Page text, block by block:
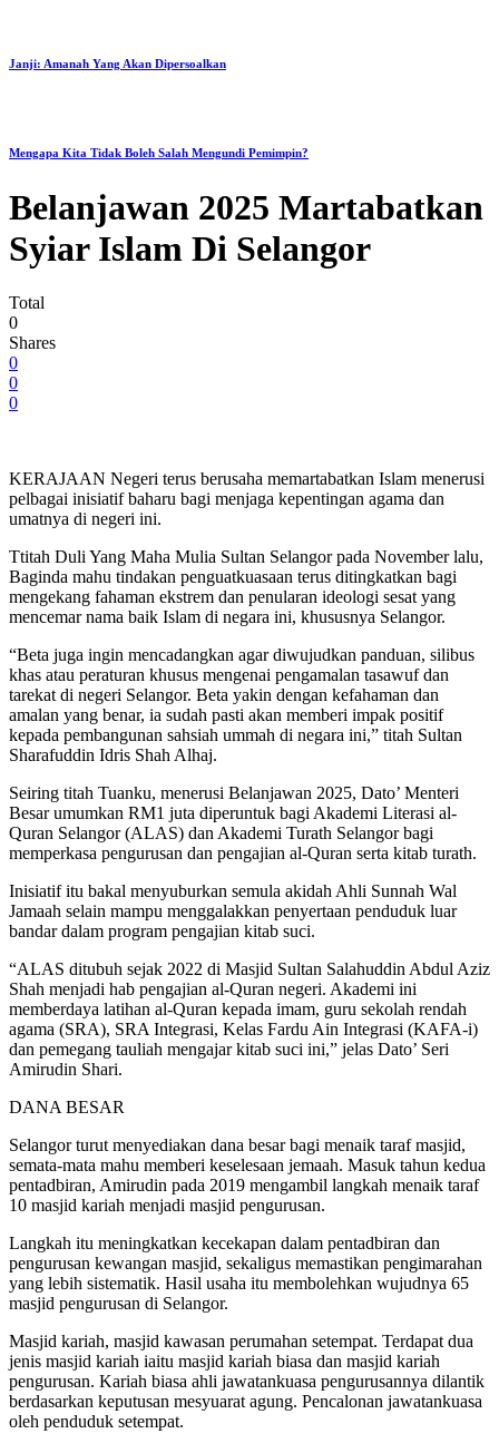
Janji: Amanah Yang Akan Dipersoalkan
Mengapa Kita Tidak Boleh Salah Mengundi Pemimpin?
Belanjawan 2025 Martabatkan
Syiar Islam Di Selangor
Total
0
Shares
0
0
0
KERAJAAN Negeri terus berusaha memartabatkan Islam menerusi
pelbagai inisiatif baharu bagi menjaga kepentingan agama dan
umatnya di negeri ini.
Ttitah Duli Yang Maha Mulia Sultan Selangor pada November lalu,
Baginda mahu tindakan penguatkuasaan terus ditingkatkan bagi
mengekang fahaman ekstrem dan penularan ideologi sesat yang
mencemar nama baik Islam di negara ini, khususnya Selangor.
“Beta juga ingin mencadangkan agar diwujudkan panduan, silibus
khas atau peraturan khusus mengenai pengamalan tasawuf dan
tarekat di negeri Selangor. Beta yakin dengan kefahaman dan
amalan yang benar, ia sudah pasti akan memberi impak positif
kepada pembangunan sahsiah ummah di negara ini,” titah Sultan
Sharafuddin Idris Shah Alhaj.
Seiring titah Tuanku, menerusi Belanjawan 2025, Dato’ Menteri
Besar umumkan RM1 juta diperuntuk bagi Akademi Literasi al-
Quran Selangor (ALAS) dan Akademi Turath Selangor bagi
memperkasa pengurusan dan pengajian al-Quran serta kitab turath.
Inisiatif itu bakal menyuburkan semula akidah Ahli Sunnah Wal
Jamaah selain mampu menggalakkan penyertaan penduduk luar
bandar dalam program pengajian kitab suci.
“ALAS ditubuh sejak 2022 di Masjid Sultan Salahuddin Abdul Aziz
Shah menjadi hab pengajian al-Quran negeri. Akademi ini
memberdaya latihan al-Quran kepada imam, guru sekolah rendah
agama (SRA), SRA Integrasi, Kelas Fardu Ain Integrasi (KAFA-i)
dan pemegang tauliah mengajar kitab suci ini,” jelas Dato’ Seri
Amirudin Shari.
DANA BESAR
Selangor turut menyediakan dana besar bagi menaik taraf masjid,
semata-mata mahu memberi keselesaan jemaah. Masuk tahun kedua
pentadbiran, Amirudin pada 2019 mengambil langkah menaik taraf
10 masjid kariah menjadi masjid pengurusan.
Langkah itu meningkatkan kecekapan dalam pentadbiran dan
pengurusan kewangan masjid, sekaligus memastikan pengimarahan
yang lebih sistematik. Hasil usaha itu membolehkan wujudnya 65
masjid pengurusan di Selangor.
Masjid kariah, masjid kawasan perumahan setempat. Terdapat dua
jenis masjid kariah iaitu masjid kariah biasa dan masjid kariah
pengurusan. Kariah biasa ahli jawatankuasa pengurusannya dilantik
berdasarkan keputusan mesyuarat agung. Pencalonan jawatankuasa
oleh penduduk setempat.